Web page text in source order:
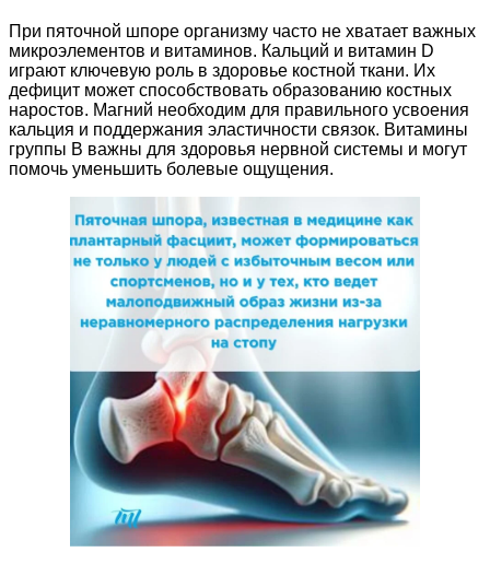
При пяточной шпоре организму часто не хватает важных
микроэлементов и витаминов. Кальций и витамин D
играют ключевую роль в здоровье костной ткани. Их
дефицит может способствовать образованию костных
наростов. Магний необходим для правильного усвоения
кальция и поддержания эластичности связок. Витамины
группы B важны для здоровья нервной системы и могут
помочь уменьшить болевые ощущения.